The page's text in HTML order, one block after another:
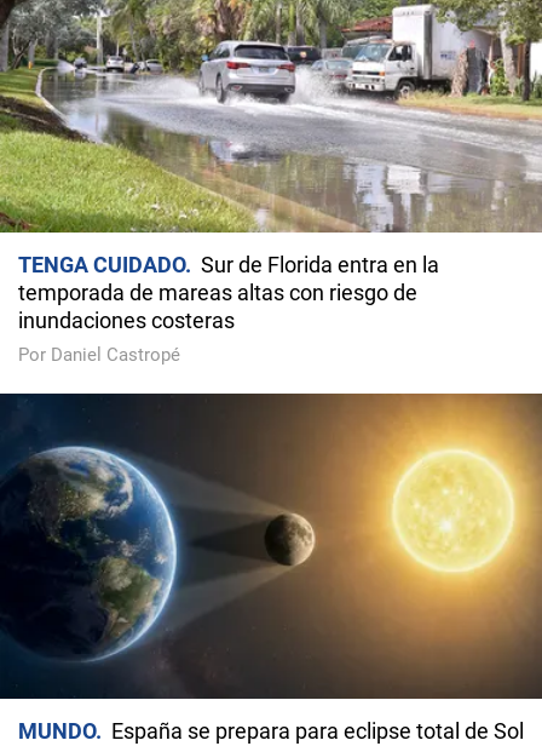
TENGA CUIDADO
Sur de Florida entra en la
temporada de mareas altas con riesgo de
inundaciones costeras
Por Daniel Castropé
MUNDO España se prepara para eclipse total de Sol